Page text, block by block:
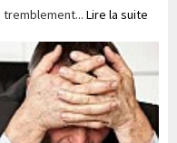
Lire la suite